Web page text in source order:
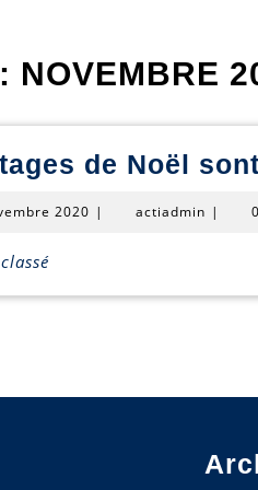
NOVEMBRE
de Noël
2020 23| actiadmin |